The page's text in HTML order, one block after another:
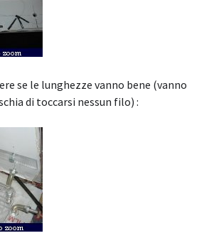
se le lunghezze vanno bene (vanno
di toccarsi nessun filo) :